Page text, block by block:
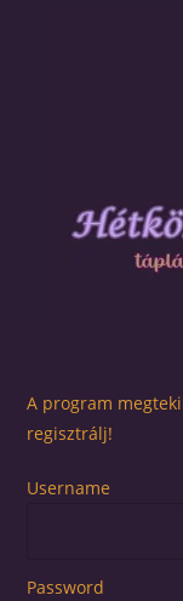
A program
regisztrálj!
Username
Password